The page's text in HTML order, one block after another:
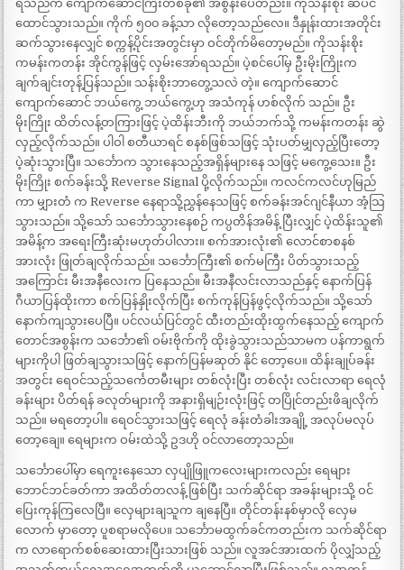
ရသည်က ကျောက်ဆောင်ကြီးတစ်ခု၏ အစွန်းပေတည်း။ ကိုသန်းစိုး ဆံပင်
ထောင်သွားသည်။ ကိုက် ၅၀၀ ခန့်သာ လိုတော့သည်လေ။ ဒီနှုန်းထားအတိုင်း
ဆက်သွားနေလျှင် စက္ကန့်ပိုင်းအတွင်းမှာ ဝင်တိုက်မိတော့မည်။ ကိုသန်းစိုး
ကမန်းကတန်း အိုင်ကွန်ဖြင့် လှမ်းအော်ရသည်။ ပဲ့စင်ပေါ်မှ ဦးမိုးကြိုးက
ချက်ချင်းတုန့်ပြန်သည်။ သန်းစိုးဘာတွေ့သလဲ တဲ့။ ကျောက်ဆောင်
ကျောက်ဆောင် ဘယ်ကွေ့ ဘယ်ကွေ့ဟု အသံကုန် ဟစ်လိုက် သည်။ ဦး
မိုးကြိုး ထိတ်လန့်တကြားဖြင့် ပဲ့ထိန်းဘီးကို ဘယ်ဘက်သို့ ကမန်းကတန်း ဆွဲ
လှည့်လိုက်သည်။ ပါဝါ စတီယာရင် စနစ်ဖြစ်သဖြင့် သုံးပတ်မျှလှည့်ပြီးတော့
ပဲ့ဆုံးသွားပြီ။ သင်္ဘောက သွားနေသည့်အရှိန်များနေ သဖြင့် မကွေ့သေး။ ဦး
မိုးကြိုး စက်ခန်းသို့ Reverse Signal ပို့လိုက်သည်။ ကလင်ကလင်ဟုမြည်
ကာ မျှားတံ က Reverse နေရာသို့ညွှန်နေသဖြင့် စက်ခန်းအင်ဂျင်နီယာ အံ့သြ
သွားသည်။ သို့သော် သင်္ဘောသွားနေစဉ် ကပ္ပတိန်အမိန့် ပြီးလျှင် ပဲ့ထိန်းသူ၏
အမိန့်က အရေးကြီးဆုံးမဟုတ်ပါလား။ စက်အားလုံး၏ လောင်စာစနစ်
အားလုံး ဖြုတ်ချလိုက်သည်။ သင်္ဘောကြီး၏ စက်မကြီး ပိတ်သွားသည့်
အကြောင်း မီးအနီလေးက ပြနေသည်။ မီးအနီလင်းလာသည်နှင့် နောက်ပြန်
ဂီယာပြန်ထိုးကာ စက်ပြန်နှိုးလိုက်ပြီး စက်ကုန်ပြန်ဖွင့်လိုက်သည်။ သို့သော်
နောက်ကျသွားပေပြီ။ ပင်လယ်ပြင်တွင် ထီးတည်းထိုးထွက်နေသည့် ကျောက်
တောင်အစွန်းက သင်္ဘော၏ ဝမ်းဗိုက်ကို ထိုးခွဲသွားသည်သာမက ပန်ကာရွက်
များကိုပါ ဖြတ်ချသွားသဖြင့် နောက်ပြန်မဆုတ် နိုင် တော့ပေ။ ထိန်းချုပ်ခန်း
အတွင်း ရေဝင်သည့်သင်္ကေတမီးများ တစ်လုံးပြီး တစ်လုံး လင်းလာရာ ရေလုံ
ခန်းများ ပိတ်ရန် ခလုတ်များကို အနားရှိမျဉ်းလုံးဖြင့် တပြိုင်တည်းဖိချလိုက်
သည်။ မရတော့ပါ။ ရေဝင်သွားသဖြင့် ရေလုံ ခန်းတံခါးအချို့ အလုပ်မလုပ်
တော့ချေ။ ရေများက ဝမ်းထဲသို့ ဥဒဟို ဝင်လာတော့သည်။
သင်္ဘောပေါ်မှာ ရေကူးနေသော လှပျိုဖြူကလေးများကလည်း ရေများ
ဘောင်ဘင်ခတ်ကာ အထိတ်တလန့် ဖြစ်ပြီး သက်ဆိုင်ရာ အခန်းများသို့ ဝင်
ပြေးကုန်ကြလေပြီ။ လှေများချသူက ချနေပြီ။ တိုင်တန်းနစ်မှာလို လှေမ
လောက် မှာတော့ ပူစရာမလိုပေ။ သင်္ဘောမထွက်ခင်ကတည်းက သက်ဆိုင်ရာ
က လာရောက်စစ်ဆေးထားပြီးသားဖြစ် သည်။ လူအင်အားထက် ပိုလျှံသည့်